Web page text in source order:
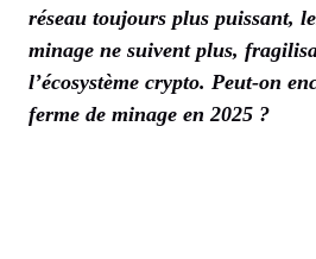
réseau toujours plus puissant,
minage ne suivent plus,
l’écosystème crypto. Peut-on
ferme de minage en 2025 ?